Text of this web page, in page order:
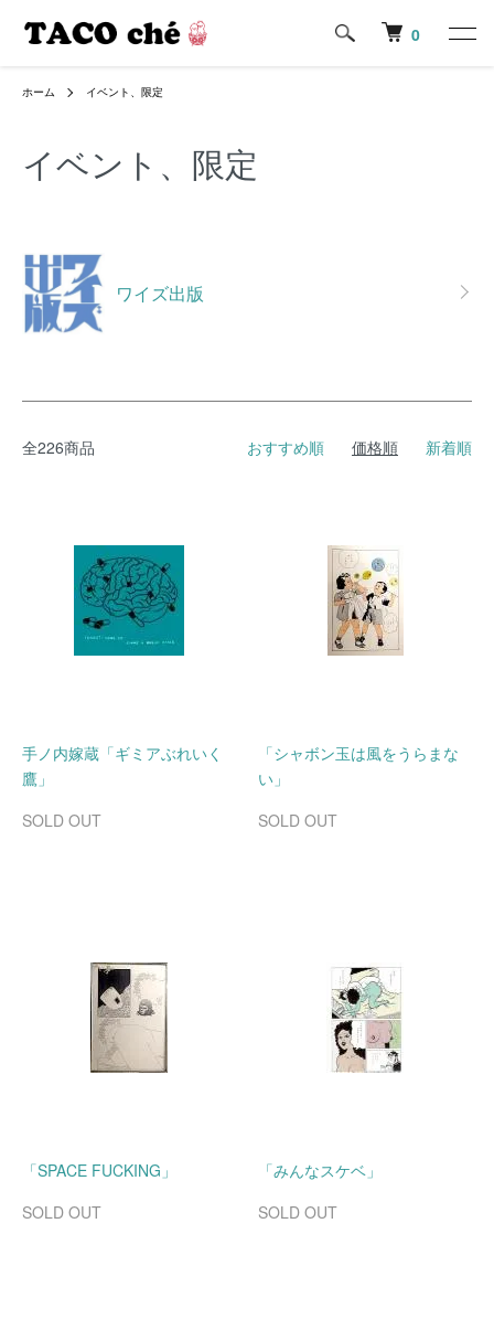
0
ホーム イベント、限定
イベント、限定
ワイズ出版
全226商品 おすすめ順 価格順 新着順
手ノ内嫁蔵「ギミアぶれいく
鷹」
SOLD OUT
「シャボン玉は風をうらまな
い」
SOLD OUT
「SPACE FUCKING」
SOLD OUT
「みんなスケベ」
SOLD OUT